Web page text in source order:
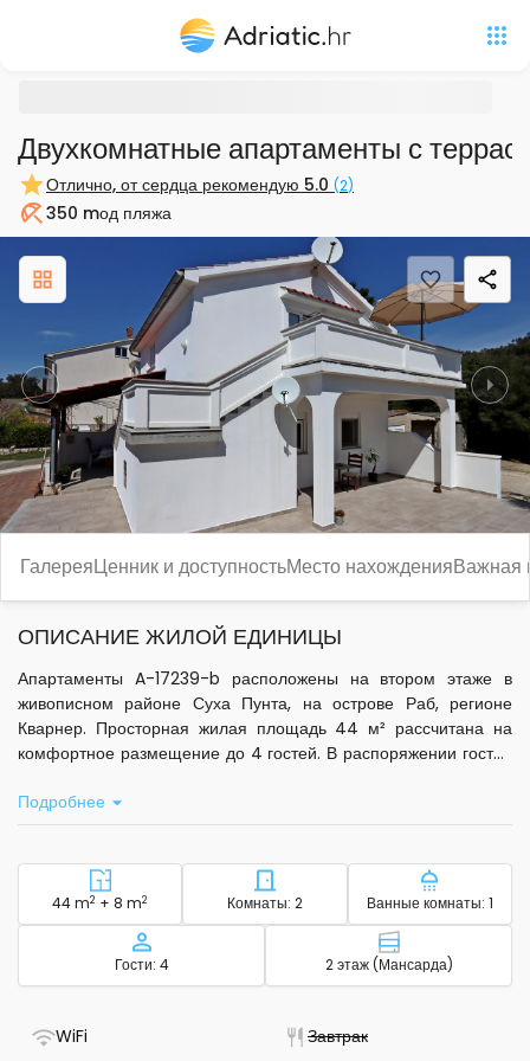
Двухкомнатные апартаменты с
Отлично, от сердца рекомендую 5.0 (2)
Пляж350 mод пляжа
Previous Next
ГалереяЦенник и доступностьМесто нахожденияВажная
ОПИСАНИЕ ЖИЛОЙ ЕДИНИЦЫ
Апартаменты A-17239-b расположены на втором этаже в
живописном районе Суха Пунта, на острове Раб, регионе
Кварнер. Просторная жилая площадь 44 м² рассчитана на
комфортное размещение до 4 гостей. В распоряжении гостей
или небольшой компании.
посуды, электрическим чайником и кофемашиной. Для Вашего
удобства предоставляются постельное бельё, туалетные
принадлежности, полотенца для ванной, а также фен и
возможность воспользоваться прачечной. В гостиной зоне
установлен телевизор и работает стандартный Wi-Fi. В
стоимость проживания.
Подробнее
Район - размещение
44 m2 + 8 m2 Количество спален -
Комнаты: 2 Ванные комнаты: 1
Вместимость
Гости: 4 Этаж -
2 этаж (Мансарда)
WiFi Завтрак- Не доступно